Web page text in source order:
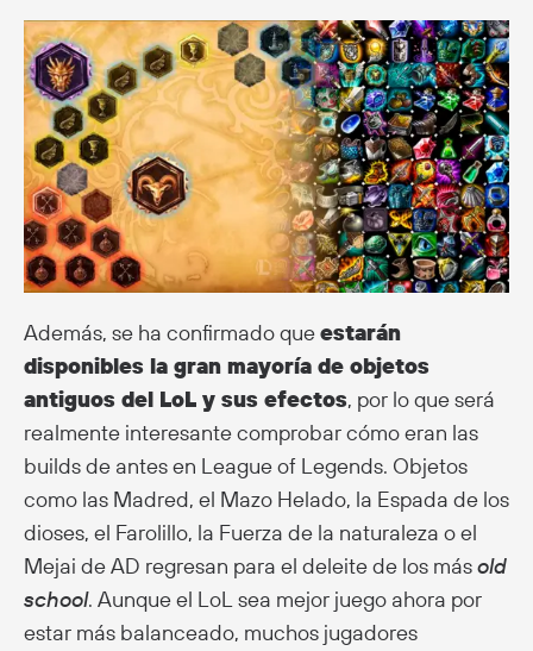
Además, se ha confirmado queestarán
disponibles la gran mayoría de objetos
antiguos del LoL y sus efectos, por lo que será
realmente interesante comprobar cómo eran las
builds de antes en League of Legends. Objetos
como las Madred, el Mazo Helado, la Espada de los
dioses, el Farolillo, la Fuerza de la naturaleza o el
Mejai de AD regresan para el deleite de los másold
school. Aunque el LoL sea mejor juego ahora por
estar más balanceado, muchos jugadores